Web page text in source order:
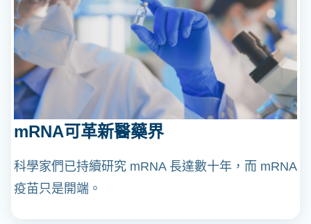
mRNA可革新醫藥界
科學家們已持續研究 mRNA 長達數十年，而 mRNA
疫苗只是開端。